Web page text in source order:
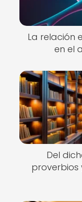
La relación
en el
Del
proverbios